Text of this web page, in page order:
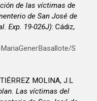
de las víctimas de
de San José de
Exp. 19-026J): Cádiz,
S
MOLINA, J.L
Las víctimas del